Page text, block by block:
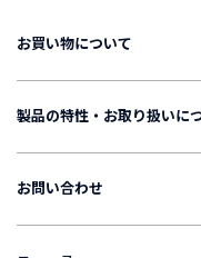
お買い物について
製品の特性・お取り扱いに
お問い合わせ